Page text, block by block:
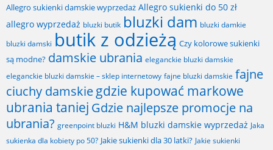
Allegro sukienki damskie wyprzedaż Allegro sukienki do 50 zł
allegro wyprzedaż bluzki butik bluzki dam bluzki damkie
bluzki damski butik z odzieżą Czy kolorowe sukienki
są modne? damskie ubrania eleganckie bluzki damskie
eleganckie bluzki damskie – sklep internetowy fajne bluzki damskie fajne
ciuchy damskiegdzie kupować markowe
ubrania taniej Gdzie najlepsze promocje na
ubrania? greenpoint bluzki H&M bluzki damskie wyprzedaż Jaka
sukienka dla kobiety po 50? Jakie sukienki dla 30 latki? Jakie sukienki